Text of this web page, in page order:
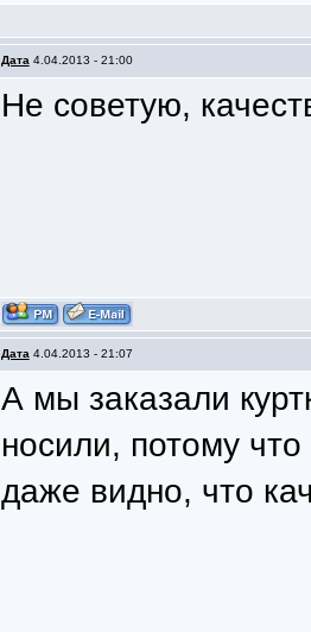
Дата 4.04.2013 - 21:00
Не советую,
Дата 4.04.2013 - 21:07
А мы заказали
носили, потому
даже видно, что